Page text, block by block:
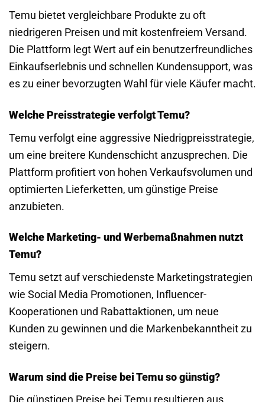
Temu bietet vergleichbare Produkte zu oft
niedrigeren Preisen und mit kostenfreiem Versand.
Die Plattform legt Wert auf ein benutzerfreundliches
Einkaufserlebnis und schnellen Kundensupport, was
es zu einer bevorzugten Wahl für viele Käufer macht.
Welche Preisstrategie verfolgt Temu?
Temu verfolgt eine aggressive Niedrigpreisstrategie,
um eine breitere Kundenschicht anzusprechen. Die
Plattform profitiert von hohen Verkaufsvolumen und
optimierten Lieferketten, um günstige Preise
anzubieten.
Welche Marketing- und Werbemaßnahmen nutzt
Temu?
Temu setzt auf verschiedenste Marketingstrategien
wie Social Media Promotionen, Influencer-
Kooperationen und Rabattaktionen, um neue
Kunden zu gewinnen und die Markenbekanntheit zu
steigern.
Warum sind die Preise bei Temu so günstig?
Die günstigen Preise bei Temu resultieren aus